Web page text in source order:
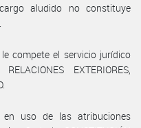
aludido no constituye
compete el servicio jurídico
EXTERIORES,
uso de las atribuciones